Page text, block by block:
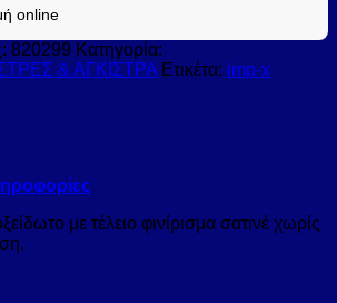
online
820299 Κατηγορία:
& ΑΓΚΙΣΤΡΑ Ετικέτα: imp-x
με τέλειο φινίρισμα σατινέ χωρίς